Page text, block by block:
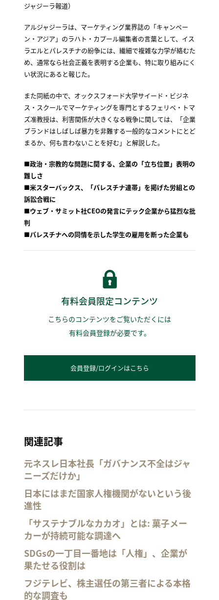
ジャジーラ報道）
アルジャジーラは、マーケティング業界誌の「キャンペー
ン・アジア」のラハト・カプール編集者の言葉として、イス
ラエルとパレスチナの紛争には、繊細で複雑な力学が絡むた
め、通常なら社会正義を表明する企業も、特に取り組みにく
い状況にあると報じた。
また同紙の中で、オックスフォード大学サイード・ビジネ
ス・スクールでマーケティングを専門とするフェリペ・トマ
ズ准教授は、利害関係が大きくなる戦争に関しては、「企業
ブランドはしばしば暴力を非難する一般的なコメントにとど
まるか、何も言わないことを好む」と解説した。
■政治・宗教的な問題に関する、企業の「立ち位置」表明の
難しさ
■米スターバックス、「パレスチナ連帯」を掲げた労組との
訴訟合戦に
■ウェブ・サミット社CEOの発言にテック企業から猛烈な批
判
■パレスチナへの同情を示した学生の雇用を断った企業も
有料会員限定コンテンツ
こちらのコンテンツをご覧いただくには
有料会員登録が必要です。
会員登録/ログインはこちら
関連記事
元ネスレ日本社長「ガバナンス不全はジャ
ニーズだけか」
日本にはまだ国家人権機関がないという後
進性
「サステナブルなカカオ」とは: 菓子メー
カーが持続可能な調達へ
SDGsの一丁目一番地は「人権」、企業が
果たせる役割は
フジテレビ、株主選任の第三者による本格
的な調査も